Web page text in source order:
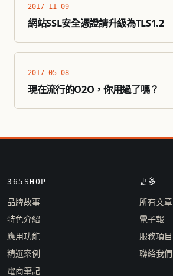
2017-11-09
網站SSL安全憑證請升級為TLS1.2
2017-05-08
現在流行的O2O，你用過了嗎？
365SHOP
品牌故事
特色介紹
應用功能
精選案例
電商筆記
更多
所有文章
電子報
服務項目
聯絡我們